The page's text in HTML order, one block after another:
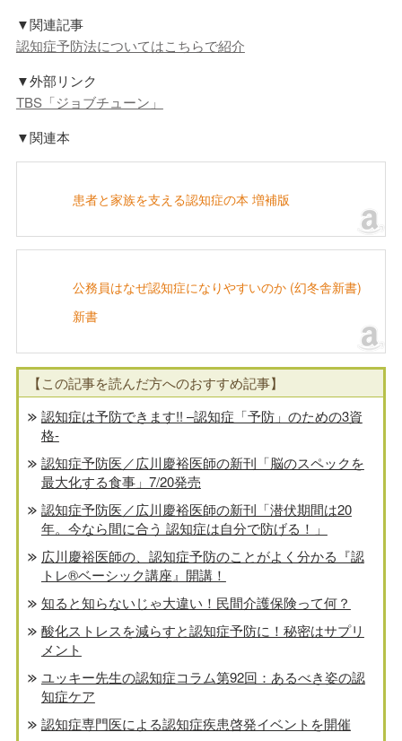
▼関連記事
認知症予防法についてはこちらで紹介
▼外部リンク
TBS「ジョブチューン」
▼関連本
患者と家族を支える認知症の本 増補版
公務員はなぜ認知症になりやすいのか (幻冬舎新書)
新書
【この記事を読んだ方へのおすすめ記事】
認知症は予防できます!! –認知症「予防」のための3資
格-
認知症予防医／広川慶裕医師の新刊「脳のスペックを
最大化する食事」7/20発売
認知症予防医／広川慶裕医師の新刊「潜伏期間は20
年。今なら間に合う 認知症は自分で防げる！」
広川慶裕医師の、認知症予防のことがよく分かる『認
トレ®️ベーシック講座』開講！
知ると知らないじゃ大違い！民間介護保険って何？
酸化ストレスを減らすと認知症予防に！秘密はサプリ
メント
ユッキー先生の認知症コラム第92回：あるべき姿の認
知症ケア
認知症専門医による認知症疾患啓発イベントを開催